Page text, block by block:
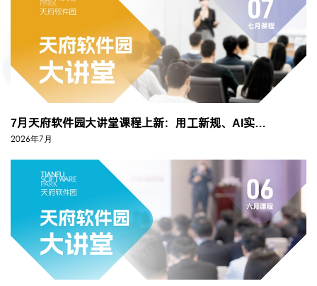
7月天府软件园大讲堂课程上新：用工新规、AI实战、知识产权……五门硬课...
2026年7月